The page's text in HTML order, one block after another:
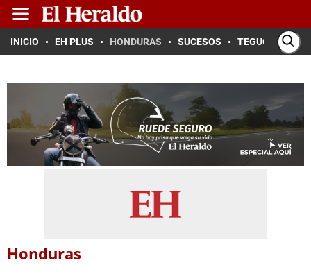
INICIO EH PLUS HONDURAS SUCESOS TEGUCIGALPA
Honduras